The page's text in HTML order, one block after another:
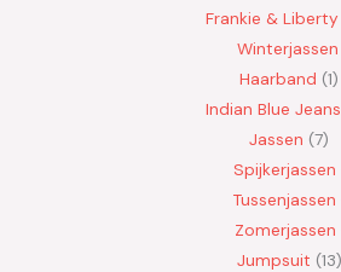
Frankie & Liberty
Winterjassen
Haarband 1
Indian Blue Jeans
Jassen 7
Spijkerjassen
Tussenjassen
Zomerjassen
Jumpsuit 13